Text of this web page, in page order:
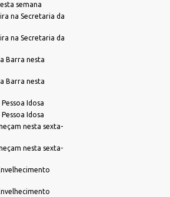
semana
na Secretaria da
na Secretaria da
Barra nesta
Barra nesta
Idosa
Idosa
nesta sexta-
nesta sexta-